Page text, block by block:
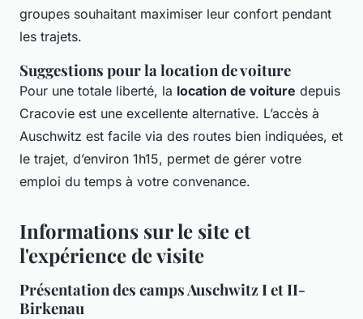
groupes souhaitant maximiser leur confort pendant
les trajets.
Suggestions pour la location de voiture
Pour une totale liberté, la location de voiture depuis
Cracovie est une excellente alternative. L’accès à
Auschwitz est facile via des routes bien indiquées, et
le trajet, d’environ 1h15, permet de gérer votre
emploi du temps à votre convenance.
Informations sur le site et
l'expérience de visite
Présentation des camps Auschwitz I et II-
Birkenau